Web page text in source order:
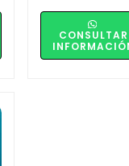
CONSULTAR